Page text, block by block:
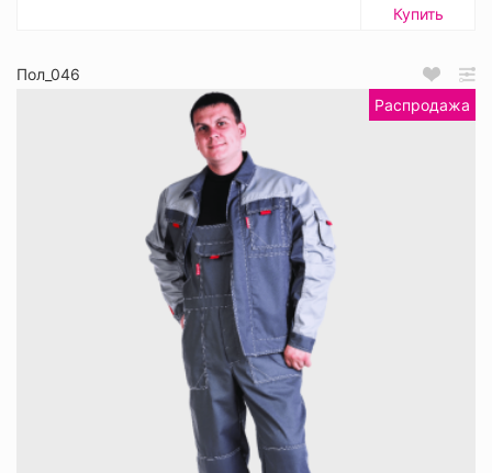
Купить
Пол_046
Распродажа